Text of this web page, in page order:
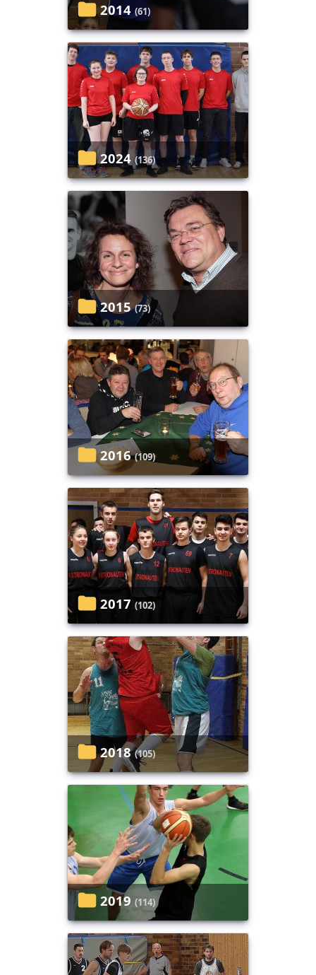
2014 (61)
2024 (136)
2015 (73)
2016 (109)
2017 (102)
2018 (105)
2019 (114)